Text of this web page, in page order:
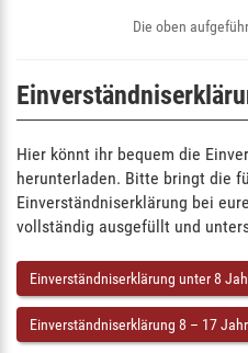
Die oben
Hier könnt ihr bequem die
herunterladen. Bitte bringt die
Einverständniserklärung bei
vollständig ausgefüllt und
Einverständniserklärung unter 8
Einverständniserklärung 8 – 17